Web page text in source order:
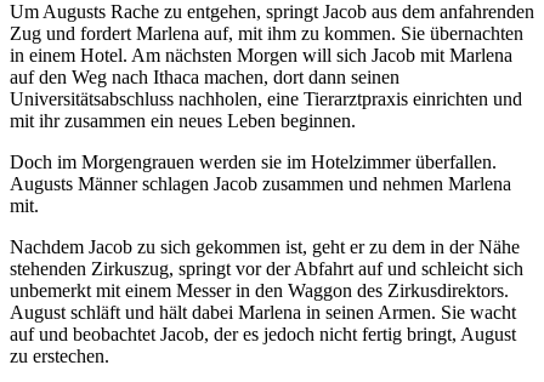
Um Augusts Rache zu entgehen, springt Jacob aus dem anfahrenden
Zug und fordert Marlena auf, mit ihm zu kommen. Sie übernachten
in einem Hotel. Am nächsten Morgen will sich Jacob mit Marlena
auf den Weg nach Ithaca machen, dort dann seinen
Universitätsabschluss nachholen, eine Tierarztpraxis einrichten und
mit ihr zusammen ein neues Leben beginnen.
Doch im Morgengrauen werden sie im Hotelzimmer überfallen.
Augusts Männer schlagen Jacob zusammen und nehmen Marlena
mit.
Nachdem Jacob zu sich gekommen ist, geht er zu dem in der Nähe
stehenden Zirkuszug, springt vor der Abfahrt auf und schleicht sich
unbemerkt mit einem Messer in den Waggon des Zirkusdirektors.
August schläft und hält dabei Marlena in seinen Armen. Sie wacht
auf und beobachtet Jacob, der es jedoch nicht fertig bringt, August
zu erstechen.